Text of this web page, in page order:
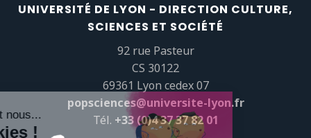
UNIVERSITÉ DE LYON - DIRECTION CULTURE,
SCIENCES ET SOCIÉTÉ
92 rue Pasteur
CS 30122
69361 Lyon cedex 07
popsciences@universite-lyon.fr
Tél. +33 (0)4 37 37 82 01